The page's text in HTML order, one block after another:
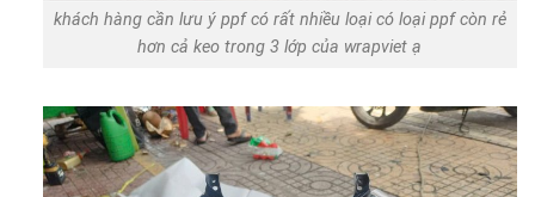
khách hàng cần lưu ý ppf có rất nhiều loại có loại ppf còn rẻ
hơn cả keo trong 3 lớp của wrapviet ạ